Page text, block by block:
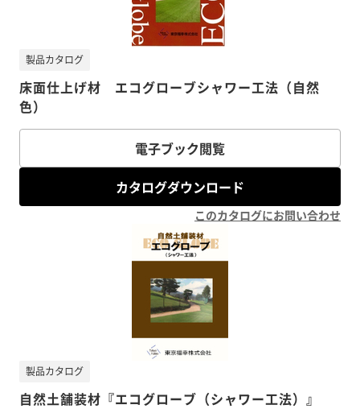
床面仕上げ材 エコグローブシャワー工法（自然
色）
製品カタログ
電子ブック閲覧
カタログダウンロード
このカタログにお問い合わせ
自然土舗装材『エコグローブ（シャワー工法）』
製品カタログ